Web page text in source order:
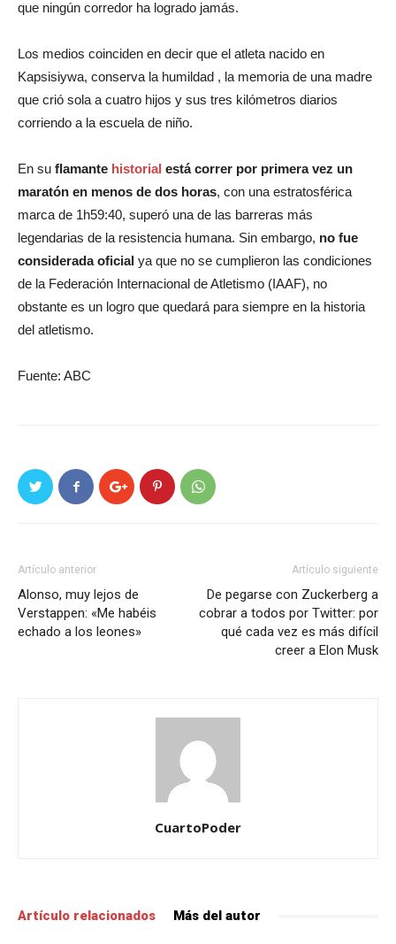
que ningún corredor ha logrado jamás.
Los medios coinciden en decir que el atleta nacido en
Kapsisiywa, conserva la humildad , la memoria de una madre
que crió sola a cuatro hijos y sus tres kilómetros diarios
corriendo a la escuela de niño.
En su flamante historial está correr por primera vez un
maratón en menos de dos horas, con una estratosférica
marca de 1h59:40, superó una de las barreras más
legendarias de la resistencia humana. Sin embargo, no fue
considerada oficial ya que no se cumplieron las condiciones
de la Federación Internacional de Atletismo (IAAF), no
obstante es un logro que quedará para siempre en la historia
del atletismo.
Fuente: ABC
Artículo anterior
Alonso, muy lejos de
Verstappen: «Me habéis
echado a los leones»
Artículo siguiente
De pegarse con Zuckerberg a
cobrar a todos por Twitter: por
qué cada vez es más difícil
creer a Elon Musk
CuartoPoder
Artículo relacionados Más del autor